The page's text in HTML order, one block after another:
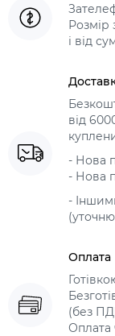
Розмір
і від
від
- Нова
- Нова
-
Оплата
(без
Оплата